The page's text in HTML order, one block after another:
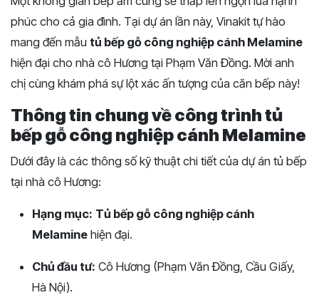
phúc cho cả gia đình. Tại dự án lần này, Vinakit tự hào
mang đến mẫu tủ bếp gỗ công nghiệp cánh Melamine
hiện đại cho nhà cô Hương tại Phạm Văn Đồng. Mời anh
chị cùng khám phá sự lột xác ấn tượng của căn bếp này!
Thông tin chung về công trình tủ
bếp gỗ công nghiệp cánh Melamine
Dưới đây là các thông số kỹ thuật chi tiết của dự án tủ bếp
tại nhà cô Hương:
Hạng mục: Tủ bếp gỗ công nghiệp cánh
Melamine hiện đại.
Chủ đầu tư: Cô Hương (Phạm Văn Đồng, Cầu Giấy,
Hà Nội).